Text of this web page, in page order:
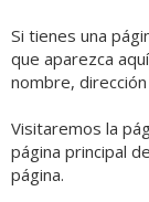
Si tienes una
que aparezca
nombre,
Visitaremos la
página principal de
página.